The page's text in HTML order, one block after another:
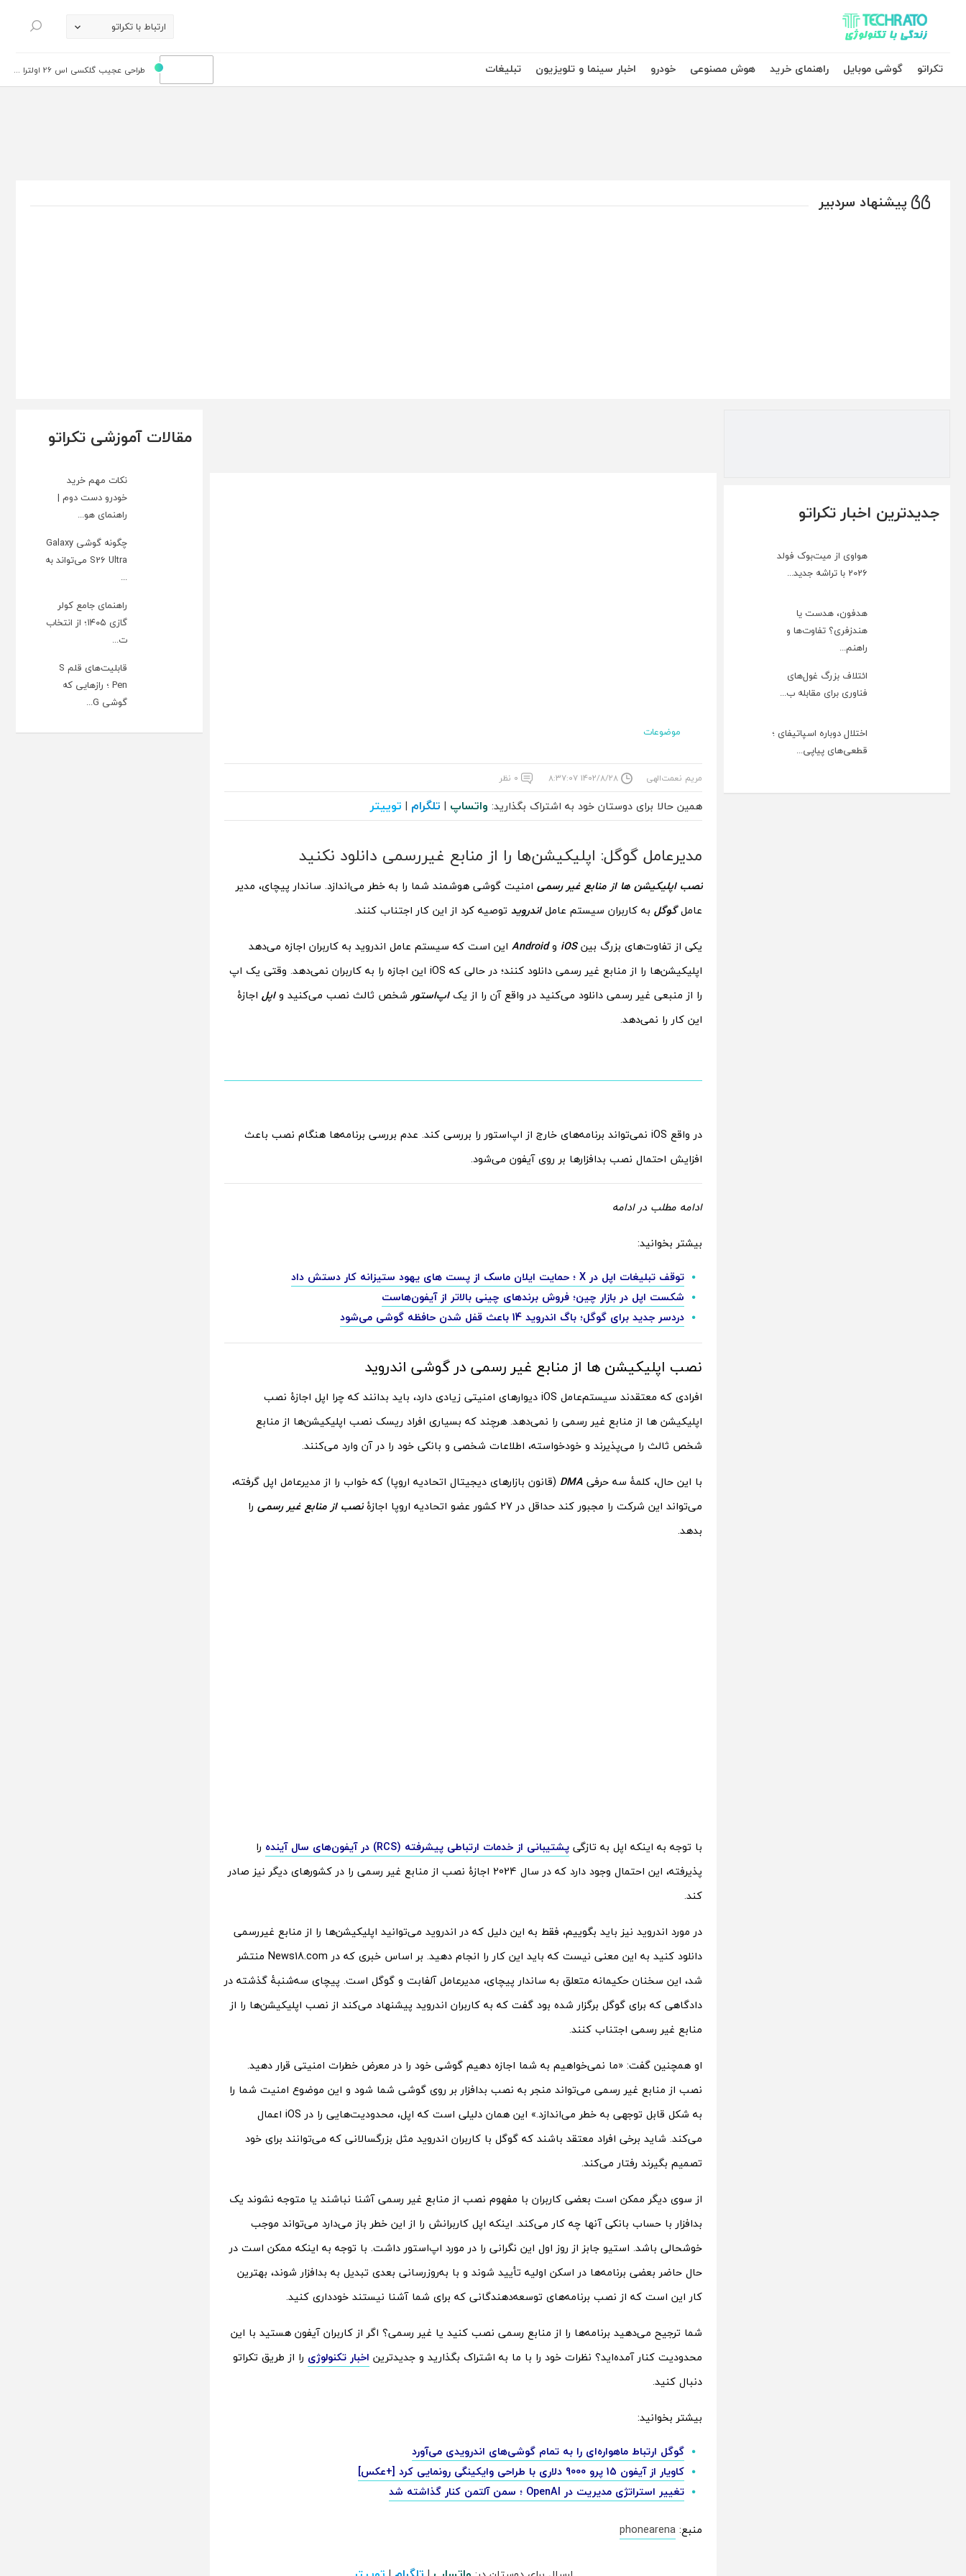
تکراتو – زندگی با تکنولوژی ارتباط با تکراتو
جستجو
تکراتو
گوشی موبایل راهنمای خرید هوش مصنوعی خودرو اخبار سینما و تلویزیون تبلیغات طراحی عجیب گلکسی اس 26 اولترا ...
پیشنهاد سردبیر
جدیدترین اخبار تکراتو
هواوی از میت‌بوک فولد
2026 با تراشه جدید...
هدفون، هدست یا
هندزفری؟ تفاوت‌ها و
راهنم...
ائتلاف بزرگ غول‌های
فناوری برای مقابله ب...
اختلال دوباره اسپاتیفای ؛
قطعی‌های پیاپی...
موضوعات
مریم نعمت‌الهی ۱۴۰۲/۸/۲۸ ۸:۳۷:۰۷ ۰ نظر
همین حالا برای دوستان خود به اشتراک بگذارید: واتساپ | تلگرام | توییتر
مدیرعامل گوگل: اپلیکیشن‌ها را از منابع غیررسمی دانلود نکنید
نصب اپلیکیشن ها از منابع غیر رسمی امنیت گوشی هوشمند شما را به خطر می‌اندازد. ساندار پیچای، مدیر
عاملگوگل به کاربران سیستم عاملاندروید توصیه کرد از این کار اجتناب کنند.
یکی از تفاوت‌های بزرگ بینiOS وAndroid این است که سیستم عامل اندروید به کاربران اجازه می‌دهد
اپلیکیشن‌ها را از منابع غیر رسمی دانلود کنند؛ در حالی که iOS این اجازه را به کاربران نمی‌دهد. وقتی یک اپ
را از منبعی غیر رسمی دانلود می‌کنید در واقع آن را از یکاپ‌استور شخص ثالث نصب می‌کنید واپل اجازۀ
این کار را نمی‌دهد.
در واقع iOS نمی‌تواند برنامه‌های خارج از اپ‌استور را بررسی کند. عدم بررسی برنامه‌ها هنگام نصب باعث
افزایش احتمال نصب بدافزارها بر روی آیفون می‌شود.
ادامه مطلب در ادامه
بیشتر بخوانید:
توقف تبلیغات اپل در X ؛ حمایت ایلان ماسک از پست های یهود ستیزانه کار دستش داد
شکست اپل در بازار چین؛ فروش برندهای چینی بالاتر از آیفون‌هاست
دردسر جدید برای گوگل؛ باگ اندروید 14 باعث قفل شدن حافظه گوشی می‌شود
نصب اپلیکیشن ها از منابع غیر رسمی در گوشی اندروید
افرادی که معتقدند سیستم‌عامل iOS دیوارهای امنیتی زیادی دارد، باید بدانند که چرا اپل اجازۀ نصب
اپلیکیشن ها از منابع غیر رسمی را نمی‌دهد. هرچند که بسیاری افراد ریسک نصب اپلیکیشن‌ها از منابع
شخص ثالث را می‌پذیرند و خودخواسته، اطلاعات شخصی و بانکی خود را در آن وارد می‌کنند.
با این حال، کلمۀ سه حرفی DMA (قانون بازارهای دیجیتال اتحادیه اروپا) که خواب را از مدیرعامل اپل گرفته،
می‌تواند این شرکت را مجبور کند حداقل در 27 کشور عضو اتحادیه اروپا اجازۀ
نصب از منابع غیر رسمی را
بدهد.
با توجه به اینکه اپل به تازگی پشتیبانی از خدمات ارتباطی پیشرفته (RCS) در آیفون‌های سال آینده
را
پذیرفته، این احتمال وجود دارد که در سال 2024 اجازۀ نصب از منابع غیر رسمی را در کشورهای دیگر نیز صادر
کند.
در مورد اندروید نیز باید بگوییم، فقط به این دلیل که در اندروید می‌توانید اپلیکیشن‌ها را از منابع غیررسمی
دانلود کنید به این معنی نیست که باید این کار را انجام دهید. بر اساس خبری که در News18.com منتشر
شد، این سخنان حکیمانه متعلق به ساندار پیچای، مدیرعامل آلفابت و گوگل است. پیچای سه‌شنبۀ گذشته در
دادگاهی که برای گوگل برگزار شده بود گفت که به کاربران اندروید پیشنهاد می‌کند از نصب اپلیکیشن‌ها را از
منابع غیر رسمی اجتناب کنند.
او همچنین گفت: «ما نمی‌خواهیم به شما اجازه دهیم گوشی خود را در معرض خطرات امنیتی قرار دهید.
نصب از منابع غیر رسمی می‌تواند منجر به نصب بدافزار بر روی گوشی شما شود و این موضوع امنیت شما را
به شکل قابل توجهی به خطر می‌اندازد.» این همان دلیلی است که اپل، محدودیت‌هایی را در iOS اعمال
می‌کند. شاید برخی افراد معتقد باشند که گوگل با کاربران اندروید مثل بزرگسالانی که می‌توانند برای خود
تصمیم بگیرند رفتار می‌کند.
از سوی دیگر ممکن است بعضی کاربران با مفهوم نصب از منابع غیر رسمی آشنا نباشند یا متوجه نشوند یک
بدافزار با حساب بانکی آنها چه کار می‌کند. اینکه اپل کاربرانش را از این خطر باز می‌دارد می‌تواند موجب
خوشحالی باشد. استیو جابز از روز اول این نگرانی را در مورد اپ‌استور داشت. با توجه به اینکه ممکن است در
حال حاضر بعضی برنامه‌ها در اسکن اولیه تأیید شوند و با به‌روز‌رسانی بعدی تبدیل به بدافزار شوند، بهترین
کار این است که از نصب برنامه‌های توسعه‌دهندگانی که برای شما آشنا نیستند خودداری کنید.
شما ترجیح می‌دهید برنامه‌ها را از منابع رسمی نصب کنید یا غیر رسمی؟ اگر از کاربران آیفون هستید با این
محدودیت کنار آمده‌اید؟ نظرات خود را با ما به اشتراک بگذارید و جدیدترین اخبار تکنولوژی را از طریق تکراتو
دنبال کنید.
بیشتر بخوانید:
گوگل ارتباط ماهواره‌ای را به تمام گوشی‌های اندرویدی می‌آورد
کاویار از آیفون 15 پرو 9000 دلاری با طراحی وایکینگی رونمایی کرد [+عکس]
تغییر استراتژی مدیریت در OpenAI ؛ سمن آلتمن کنار گذاشته شد
منبع: phonearena
مقالات آموزشی تکراتو
نکات مهم خرید
خودرو دست دوم |
راهنمای هو...
چگونه گوشی Galaxy
S26 Ultra می‌تواند به
...
راهنمای جامع کولر
گازی ۱۴۰۵؛ از انتخاب
ت...
قابلیت‌های قلم S
Pen ؛ رازهایی که
گوشی G...